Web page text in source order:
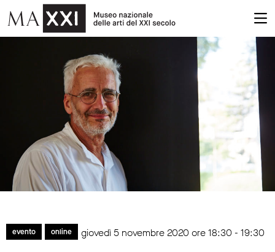
evento online giovedì 5 novembre 2020 ore 18:30 - 19:30